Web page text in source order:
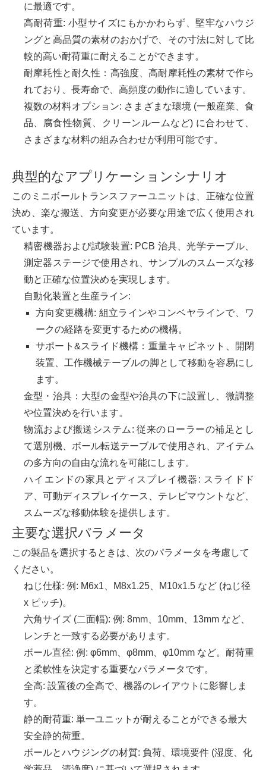
に最適です。
高耐荷重: 小型サイズにもかかわらず、堅牢なハウジ
ングと高品質の素材のおかげで、その寸法に対して比
較的高い耐荷重に耐えることができます。
耐摩耗性と耐久性：高強度、高耐摩耗性の素材で作ら
れており、長寿命で、高頻度の動作に適しています。
複数の材料オプション: さまざまな環境 (一般産業、食
品、腐食性物質、クリーンルームなど) に合わせて、
さまざまな材料の組み合わせが利用可能です。
典型的なアプリケーションシナリオ
このミニボールトランスファーユニットは、正確な位置
決め、楽な搬送、方向変更が必要な用途で広く使用され
ています。
精密機器および試験装置: PCB 治具、光学テーブル、
測定器ステージで使用され、サンプルのスムーズな移
動と正確な位置決めを実現します。
自動化装置と生産ライン:
方向変更機構: 組立ラインやコンベヤラインで、ワ
ークの経路を変更するための機構。
サポート&スライド機構：重量キャビネット、開閉
装置、工作機械テーブルの脚として移動を容易にし
ます。
金型・治具：大型の金型や治具の下に設置し、微調整
や位置決めを行います。
物流および搬送システム: 従来のローラーの補足とし
て選別機、ボール転送テーブルで使用され、アイテム
の多方向の自由な流れを可能にします。
ハイエンドの家具とディスプレイ機器: スライドド
ア、可動ディスプレイケース、テレビマウントなど、
スムーズな移動体験を提供します。
主要な選択パラメータ
この製品を選択するときは、次のパラメータを考慮して
ください。
ねじ仕様: 例: M6x1、M8x1.25、M10x1.5 など (ねじ径
x ピッチ)。
六角サイズ (二面幅): 例: 8mm、10mm、13mm など、
レンチと一致する必要があります。
ボール直径: 例: φ6mm、φ8mm、φ10mm など。耐荷重
と柔軟性を決定する重要なパラメータです。
全高: 設置後の全高で、機器のレイアウトに影響しま
す。
静的耐荷重: 単一ユニットが耐えることができる最大
安全静的荷重。
ボールとハウジングの材質: 負荷、環境要件 (湿度、化